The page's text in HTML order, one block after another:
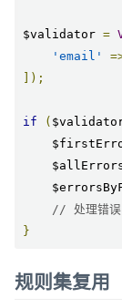
$validator =
'email'
]);
if (
// 处理错
}
规则集复用